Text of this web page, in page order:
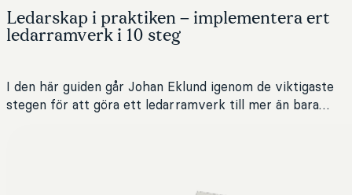
Ledarskap i praktiken – implementera ert
ledarramverk i 10 steg
I den här guiden går Johan Eklund igenom de viktigaste
stegen för att göra ett ledarramverk till mer än bara…